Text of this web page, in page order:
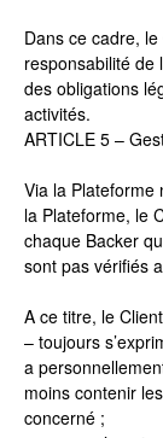
Dans ce cadre,
responsabilité de
des obligations
activités.
ARTICLE 5 –
Via la Plateforme
la Plateforme, le
chaque Backer
sont pas vérifiés
A ce titre, le
– toujours
a
moins contenir
concerné ;